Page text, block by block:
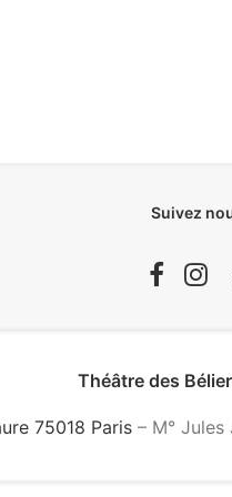
Suivez
Théâtre des
75018 Paris – M°